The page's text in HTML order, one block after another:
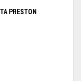
PRESTON